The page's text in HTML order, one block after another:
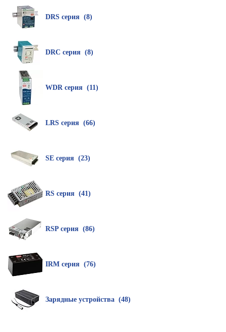
DRS серия (8)
DRC серия (8)
WDR серия (11)
LRS серия (66)
SE серия (23)
RS серия (41)
RSP серия (86)
IRM серия (76)
Зарядные устройства (48)